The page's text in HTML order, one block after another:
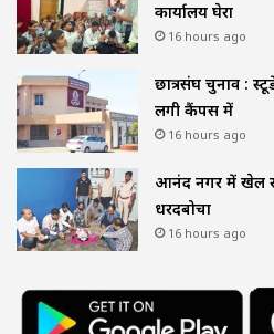
कार्यालय घेरा
16 hours ago
छात्रसंघ चुनाव :
लगी कैंपस में
16 hours ago
आनंद नगर में खेल
धरदबोचा
16 hours ago